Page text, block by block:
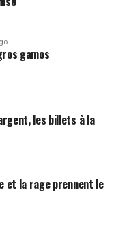
gamos
les billets à la
et la rage prennent le